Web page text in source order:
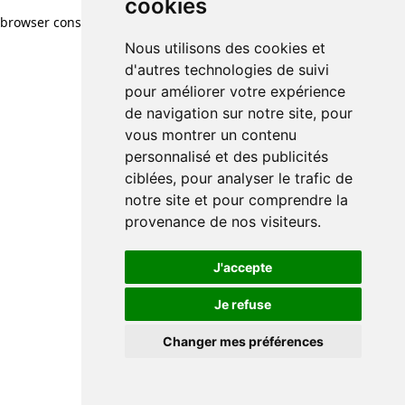
cookies
Nous utilisons des cookies et
d'autres technologies de suivi
pour améliorer votre expérience
de navigation sur notre site, pour
vous montrer un contenu
personnalisé et des publicités
ciblées, pour analyser le trafic de
notre site et pour comprendre la
provenance de nos visiteurs.
J'accepte
Je refuse
Changer mes préférences
cookies
Nous utilisons des cookies et
d'autres technologies de suivi
pour améliorer votre expérience
de navigation sur notre site, pour
vous montrer un contenu
personnalisé et des publicités
ciblées, pour analyser le trafic de
notre site et pour comprendre la
provenance de nos visiteurs.
J'accepte
Je refuse
Changer mes préférences
browser console for more information)